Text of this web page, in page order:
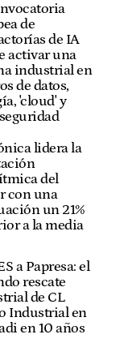
de
de IA
activar una
industrial en
de datos,
'cloud' y
lidera la
del
con una
un 21%
a la media
a Papresa: el
rescate
de CL
Industrial en
en 10 años